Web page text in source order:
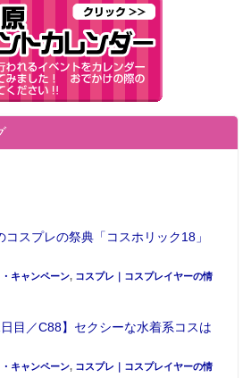
コスプレの祭典「コスホリック18」
キャンペーン, コスプレ｜コスプレイヤーの情
日目／C88】セクシーな水着系コスは
キャンペーン, コスプレ｜コスプレイヤーの情